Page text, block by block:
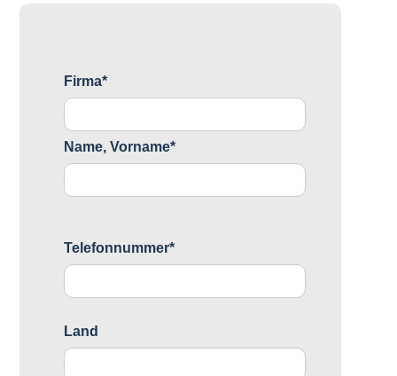
Firma*
Name, Vorname*
Telefonnummer*
Land